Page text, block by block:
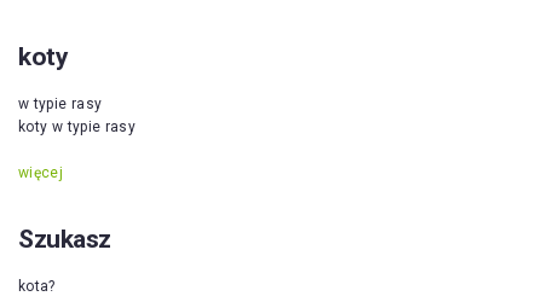
koty
w typie rasy
koty w typie rasy
więcej
Szukasz
kota?